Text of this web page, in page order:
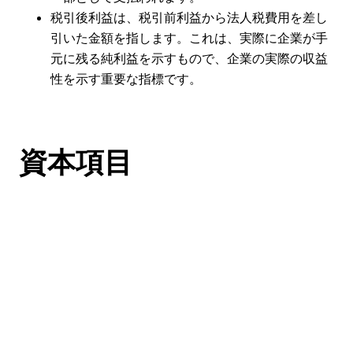
税引後利益は、税引前利益から法人税費用を差し
引いた金額を指します。これは、実際に企業が手
元に残る純利益を示すもので、企業の実際の収益
性を示す重要な指標です。
資本項目